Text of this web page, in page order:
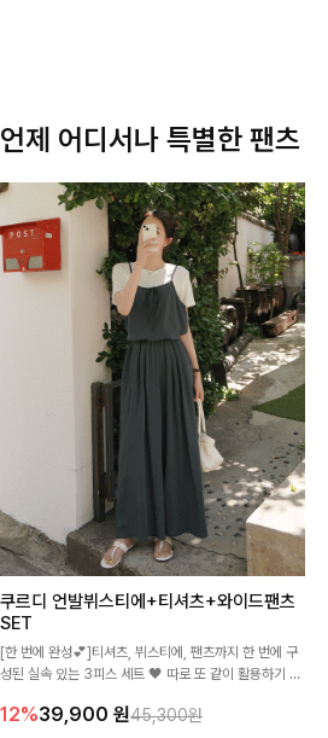
언제 어디서나 특별한 팬츠
쿠르디 언발뷔스티에+티셔츠+와이드팬츠
SET
[한 번에 완성💕]티셔츠, 뷔스티에, 팬츠까지 한 번에 구
성된 실속 있는 3피스 세트 🖤 따로 또 같이 활용하기 좋
12%39,900 원45,300원